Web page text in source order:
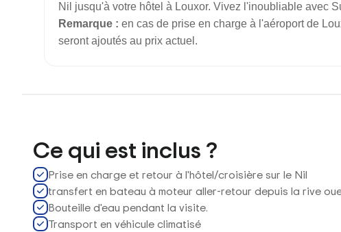
Nil jusqu'à votre hôtel à Louxor. Vivez l'inoubliable avec
Remarque : en cas de prise en charge à l'aéroport de
seront ajoutés au prix actuel.
Ce qui est inclus ?
Prise en charge et retour à l'hôtel/croisière sur le Nil
transfert en bateau à moteur aller-retour depuis la rive
Bouteille d'eau pendant la visite.
Transport en véhicule climatisé